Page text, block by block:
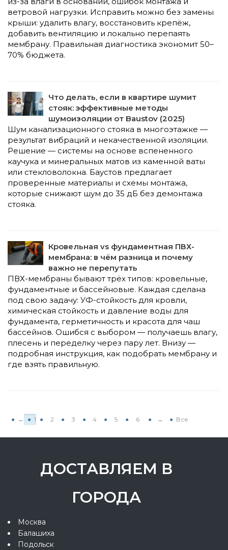
ветровой нагрузки. Исправить можно без замены
крыши: удалить влагу, восстановить крепёж,
добавить вентиляцию и локально перепаять
мембрану. Правильная диагностика экономит 50–
70% бюджета.
Что делать, если в квартире шумит
стояк: эффективные методы
шумоизоляции от Baustov (2025)
Шум канализационного стояка в многоэтажке —
результат вибраций и некачественной изоляции.
Решение — системы на основе вспененного
каучука и минеральных матов из каменной ваты
или стекловолокна. Баустов предлагает
проверенные материалы и схемы монтажа,
которые снижают шум до 35 дБ без демонтажа
стояка.
Кровельная vs фундаментная ПВХ-
мембрана: в чём разница и почему
важно не перепутать
ПВХ-мембраны бывают трёх типов: кровельные,
фундаментные и бассейновые. Каждая сделана
под свою задачу: УФ-стойкость для кровли,
химическая стойкость и давление воды для
фундамента, герметичность и красота для чаш
бассейнов. Ошибся с выбором — получаешь влагу,
плесень и переделку через пару лет. Внизу —
подробная инструкция, как подобрать мембрану и
где взять правильную.
← 1 2 3 4 5 6 → Все
ДОСТАВЛЯЕМ В
ГОРОДА
Москва
Балашиха
Подольск